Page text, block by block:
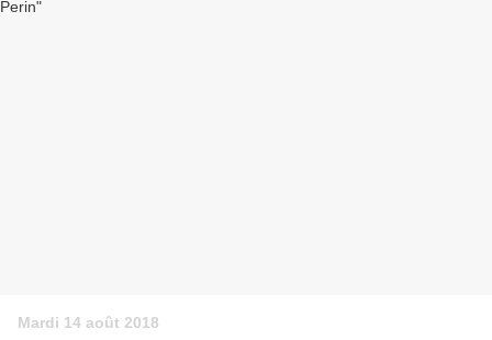
Mardi 14 août 2018